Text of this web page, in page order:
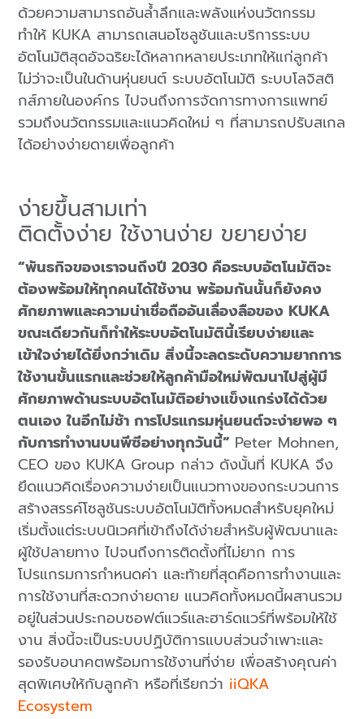
ด้วยความสามารถอันล้ำลึกและพลังแห่งนวัตกรรม
ทำให้ KUKA สามารถเสนอโซลูชันและบริการระบบ
อัตโนมัติสุดอัจฉริยะได้หลากหลายประเภทให้แก่ลูกค้า
ไม่ว่าจะเป็นในด้านหุ่นยนต์ ระบบอัตโนมัติ ระบบโลจิสติ
กส์ภายในองค์กร ไปจนถึงการจัดการทางการแพทย์
รวมถึงนวัตกรรมและแนวคิดใหม่ ๆ ที่สามารถปรับสเกล
ได้อย่างง่ายดายเพื่อลูกค้า
ง่ายขึ้นสามเท่า
ติดตั้งง่าย ใช้งานง่าย ขยายง่าย
“พันธกิจของเราจนถึงปี 2030 คือระบบอัตโนมัติจะ
ต้องพร้อมให้ทุกคนได้ใช้งาน พร้อมกันนั้นก็ยังคง
ศักยภาพและความน่าเชื่อถืออันเลื่องลือของ KUKA
ขณะเดียวกันก็ทำให้ระบบอัตโนมัตินี้เรียบง่ายและ
เข้าใจง่ายได้ยิ่งกว่าเดิม สิ่งนี้จะลดระดับความยากการ
ใช้งานขั้นแรกและช่วยให้ลูกค้ามือใหม่พัฒนาไปสู่ผู้มี
ศักยภาพด้านระบบอัตโนมัติอย่างแข็งแกร่งได้ด้วย
ตนเอง ในอีกไม่ช้า การโปรแกรมหุ่นยนต์จะง่ายพอ ๆ
กับการทำงานบนพีซีอย่างทุกวันนี้” Peter Mohnen,
CEO ของ KUKA Group กล่าว ดังนั้นที่ KUKA จึง
ยึดแนวคิดเรื่องความง่ายเป็นแนวทางของกระบวนการ
สร้างสรรค์โซลูชันระบบอัตโนมัติทั้งหมดสำหรับยุคใหม่
เริ่มตั้งแต่ระบบนิเวศที่เข้าถึงได้ง่ายสำหรับผู้พัฒนาและ
ผู้ใช้ปลายทาง ไปจนถึงการติดตั้งที่ไม่ยาก การ
โปรแกรมการกำหนดค่า และท้ายที่สุดคือการทำงานและ
การใช้งานที่สะดวกง่ายดาย แนวคิดทั้งหมดนี้ผสานรวม
อยู่ในส่วนประกอบซอฟต์แวร์และฮาร์ดแวร์ที่พร้อมให้ใช้
งาน สิ่งนี้จะเป็นระบบปฏิบัติการแบบส่วนจำเพาะและ
รองรับอนาคตพร้อมการใช้งานที่ง่าย เพื่อสร้างคุณค่า
สุดพิเศษให้กับลูกค้า หรือที่เรียกว่า iiQKA
Ecosystem